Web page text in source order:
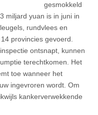
gesmokkeld
miljard yuan is in juni in
rundvlees en
provincies gevoerd.
ontsnapt, kunnen
terechtkomen. Het
toe wanneer het
ingevroren wordt. Om
kankerverwekkende